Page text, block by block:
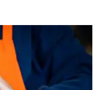
šaudykla su
įrengta apie 70
pastatyti kovinės
kelių
infrastruktūra, taip